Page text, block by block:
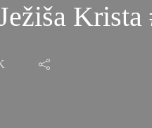
Krista